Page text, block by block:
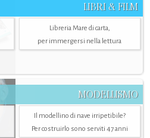
LIBRI & FILM
Libreria Mare di carta,
per immergersi nella lettura
MODELLISMO
Il modellino di nave irripetibile?
Per costruirlo sono serviti 47 anni